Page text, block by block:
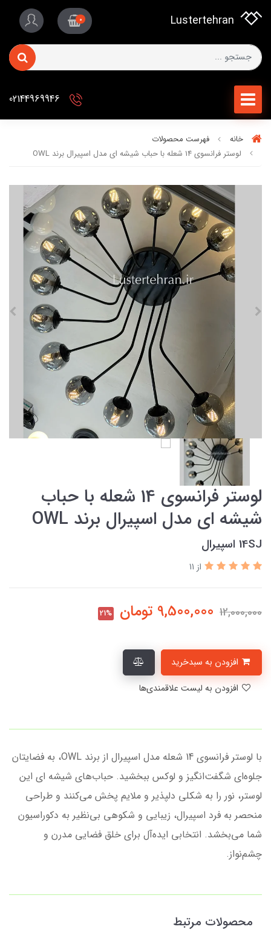
Lustertehran
0
خانه
فهرست محصولات
لوستر فرانسوی 14 شعله با حباب شیشه ای مدل اسپیرال برند OWL
لوستر فرانسوی 14 شعله با حباب
شیشه ای مدل اسپیرال برند OWL
14SJ اسپیرال
از 11
12,000,000
9,500,000 تومان 21%
با لوستر فرانسوی 14 شعله مدل اسپیرال از برند OWL، به فضایتان
جلوه‌ای شگفت‌انگیز و لوکس ببخشید. حباب‌های شیشه ای این
لوستر، نور را به شکلی دلپذیر و ملایم پخش می‌کنند و طراحی
منحصر به فرد اسپیرال، زیبایی و شکوهی بی‌نظیر به دکوراسیون
شما می‌بخشد. انتخابی ایده‌آل برای خلق فضایی مدرن و
چشم‌نواز.
محصولات مرتبط